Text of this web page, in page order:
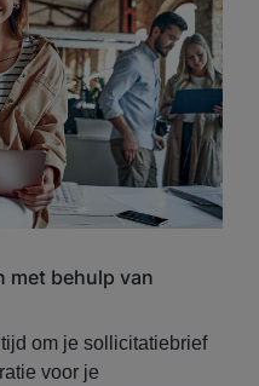
met behulp van
om je sollicitatiebrief
voor je